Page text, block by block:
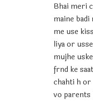
Bhai meri
maine
me use
liya or
mujhe
frnd ke
chahti h or
vo parents